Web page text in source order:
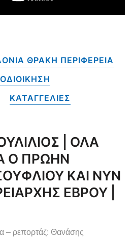
ΘΡΑΚΗ ΠΕΡΙΦΕΡΕΙΑ
ΚΑΤΑΓΓΕΛΙΕΣ
| ΟΛΑ
Ο ΠΡΩΗΝ
ΚΑΙ ΝΥΝ
ΕΒΡΟΥ |
ρεπορτάζ: Θανάσης